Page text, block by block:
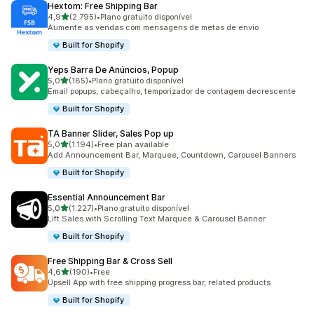
Hextom: Free Shipping Bar
4,9de 5 estrelas
(2.795)
2795 total de avaliações
•Plano gratuito disponível
Aumente as vendas com mensagens de metas de envio
Built for Shopify
Yeps Barra De Anúncios, Popup
5,0de 5 estrelas
(185)
185 total de avaliações
•Plano gratuito disponível
Email popups, cabeçalho, temporizador de contagem decrescente
Built for Shopify
TA Banner Slider, Sales Pop up
5,0de 5 estrelas
(1.194)
1194 total de avaliações
•Free plan available
Add Announcement Bar, Marquee, Countdown, Carousel Banners
Built for Shopify
Essential Announcement Bar
5,0de 5 estrelas
(1.227)
1227 total de avaliações
•Plano gratuito disponível
Lift Sales with Scrolling Text Marquee & Carousel Banner
Built for Shopify
Free Shipping Bar & Cross Sell
4,6de 5 estrelas
(190)
190 total de avaliações
•Free
Upsell App with free shipping progress bar, related products
Built for Shopify